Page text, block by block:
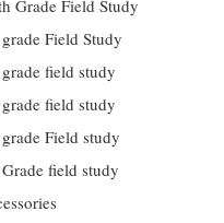
Grade Field Study
Field Study
field study
field study
Field study
field study